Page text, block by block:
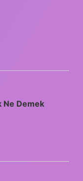
Ne Demek